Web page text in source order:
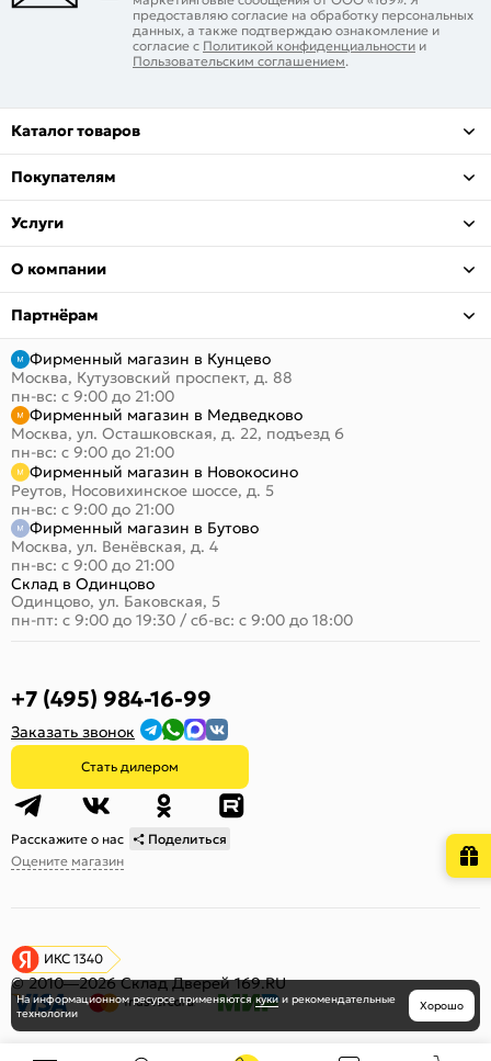
предоставляю согласие на обработку персональных
данных, а также подтверждаю ознакомление и
согласие с Политикой конфиденциальности и
Пользовательским соглашением.
Каталог товаров
Покупателям
Услуги
О компании
Партнёрам
Фирменный магазин в Кунцево
Москва, Кутузовский проспект, д. 88
пн-вс: с 9:00 до 21:00
Фирменный магазин в Медведково
Москва, ул. Осташковская, д. 22, подъезд 6
пн-вс: с 9:00 до 21:00
Фирменный магазин в Новокосино
Реутов, Носовихинское шоссе, д. 5
пн-вс: с 9:00 до 21:00
Фирменный магазин в Бутово
Москва, ул. Венёвская, д. 4
пн-вс: с 9:00 до 21:00
Склад в Одинцово
Одинцово, ул. Баковская, 5
пн-пт: с 9:00 до 19:30 / сб-вс: с 9:00 до 18:00
+7 (495) 984-16-99
Заказать звонок
Стать дилером
Расскажите о нас
Поделиться
Оцените магазин
ИКС 1340
© 2010—2026 Склад Дверей 169.RU
На информационном ресурсеприменяютсякукии рекомендательные
технологии
Хорошо